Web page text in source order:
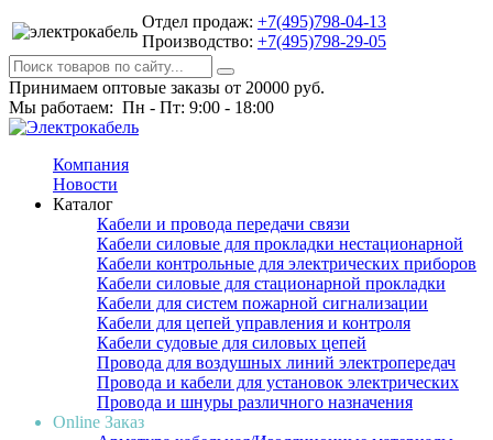
Отдел продаж: +7(495)798-04-13
Производство: +7(495)798-29-05
Принимаем оптовые заказы от 20000 руб.
Мы работаем: Пн - Пт: 9:00 - 18:00
Компания
Новости
Каталог
Кабели и провода передачи связи
Кабели силовые для прокладки нестационарной
Кабели контрольные для электрических приборов
Кабели силовые для стационарной прокладки
Кабели для систем пожарной сигнализации
Кабели для цепей управления и контроля
Кабели судовые для силовых цепей
Провода для воздушных линий электропередач
Провода и кабели для установок электрических
Провода и шнуры различного назначения
Online Заказ